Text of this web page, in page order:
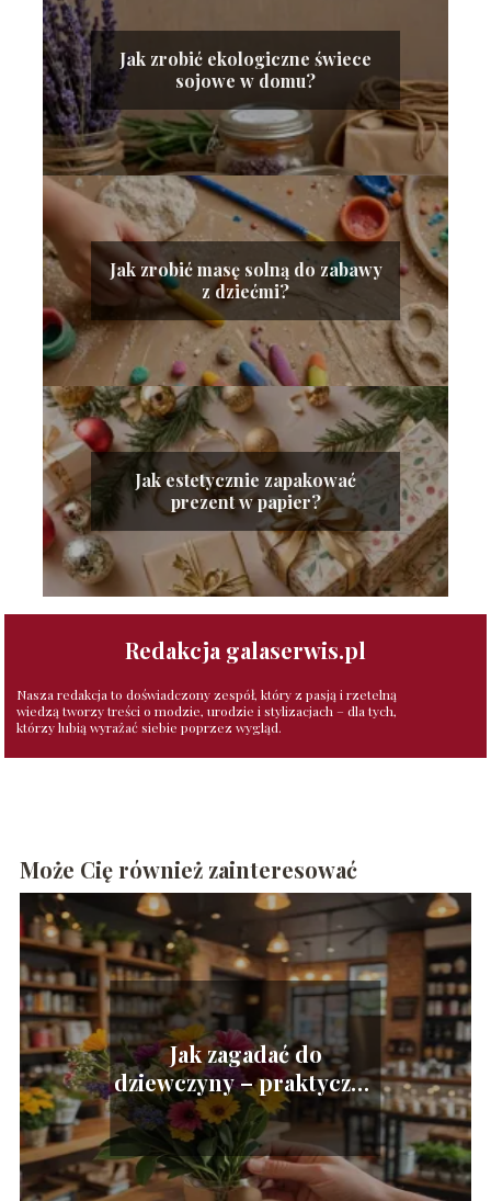
Jak zrobić ekologiczne świece
sojowe w domu?
Jak zrobić masę solną do zabawy
z dziećmi?
Jak estetycznie zapakować
prezent w papier?
Redakcja galaserwis.pl
Nasza redakcja to doświadczony zespół, który z pasją i rzetelną
wiedzą tworzy treści o modzie, urodzie i stylizacjach – dla tych,
którzy lubią wyrażać siebie poprzez wygląd.
Może Cię również zainteresować
Jak zagadać do
dziewczyny – praktyczne
wskazówki